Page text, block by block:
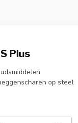
Plus
op steel